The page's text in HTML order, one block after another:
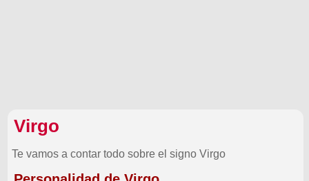
Virgo
Te vamos a contar todo sobre el signo Virgo